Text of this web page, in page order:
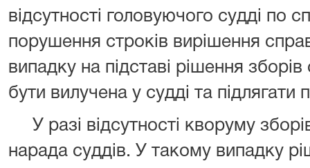
відсутності головуючого судді по
порушення строків вирішення
випадку на підставі рішення
бути вилучена у судді та
У разі відсутності кворуму
нарада суддів. У такому випадку